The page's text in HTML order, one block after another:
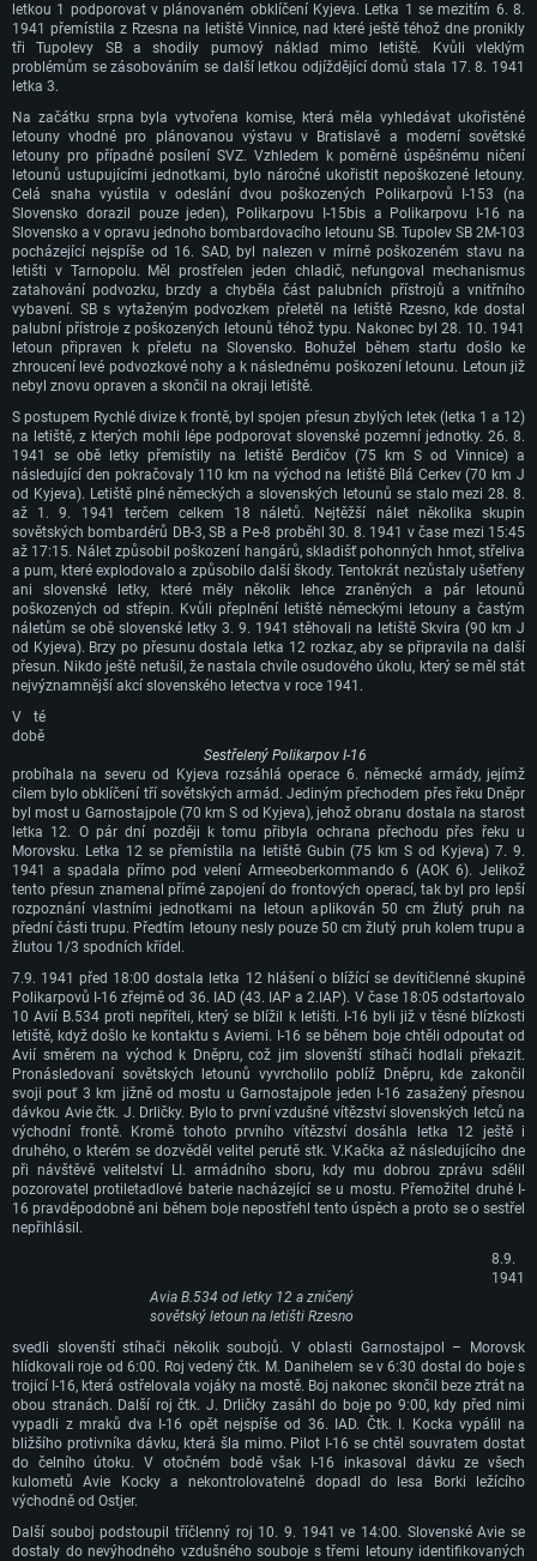
PC
Mac
Linux
Minimální
OS: Windows 10 (64bitový)
Procesor: Dual-Core 2.2 GHz
Operační paměť: 4 GB
Grafická karta podpora DirectX 11: AMD Radeon 77XX / NVIDIA GeForce
GTX 660. Minimální podporované rozlišení hry je 720p
Připojení: Širokopásmové připojení
Místo na disku: 22,1 GB
Doporučené
OS: Windows 10/11 (64bitový)
Procesor: Intel Core i5 nebo Ryzen 5 3600 a lepší
Operační paměť: 16 GB
Grafická karta: podpora DirectX 11: Nvidia GeForce 1060 a lepší, Radeon RX
Připojení: Širokopásmové připojení
Minimální
OS: Mac OS Big Sur 11.0 nebo novější
Procesor: Core i5 (Intel Xeon není podporován)
Operační paměť: 6 GB
Grafická karta: Intel Iris Pro 5200 (Mac) nebo srovnatelně výkonnou kartu
od AMD/Nvidia pro Mac. Minimální podporované rozlišení hry je 720p v
případě použití Metal.
Místo na disku: 22,1 GB
Doporučené
OS: Mac OS Big Sur 11.0 nebo novější
Procesor: Core i7 (Intel Xeon není podporován)
Operační paměť: 8 GB
Grafická karta: Radeon Vega II nebo výkonnější s podporou Metal.
Místo na disku: 62,2 GB
Minimální
OS: Většina moderních 64bitových distribucí Linuxu
Procesor: Dual-Core 2.4 GHz
Operační paměť: 4 GB
Grafická karta: NVIDIA 660 s nejnovějšími proprietárními ovladači (ne
staršími, než půl roku) / srovnatelná karta AMD s nejnovějšími
proprietárními ovladači (ne staršími, než půl roku); minimální podporované
rozlišení hry je 720p) a s podporou Vulcan.
Připojení: Širokopásmové připojení
Místo na disku: 22,1 GB
Doporučené
OS: Ubuntu 20.04 64bit
Procesor: Intel Core i7
Grafická karta: NVIDIA 1060 s nejnovějšími proprietárními ovladači (ne
staršími, než půl roku) / srovnatelná karta AMD (Radeon RX 570) s
nejnovějšími proprietárními ovladači (ne staršími, než půl roku) a s
podporou Vulcan.
Připojení: Širokopásmové připojení
Místo na disku: 62,2 GB
letkou 1 podporovat v plánovaném obklíčení Kyjeva. Letka 1 se mezitím 6. 8.
1941 přemístila z Rzesna na letiště Vinnice, nad které ještě téhož dne pronikly
tři Tupolevy SB a shodily pumový náklad mimo letiště. Kvůli vleklým
problémům se zásobováním se další letkou odjíždějící domů stala 17. 8. 1941
letka 3.
Na začátku srpna byla vytvořena komise, která měla vyhledávat ukořistěné
letouny vhodné pro plánovanou výstavu v Bratislavě a moderní sovětské
letouny pro případné posílení SVZ. Vzhledem k poměrně úspěšnému ničení
letounů ustupujícími jednotkami, bylo náročné ukořistit nepoškozené letouny.
Celá snaha vyústila v odeslání dvou poškozených Polikarpovů I-153 (na
Slovensko dorazil pouze jeden), Polikarpovu I-15bis a Polikarpovu I-16 na
Slovensko a v opravu jednoho bombardovacího letounu SB. Tupolev SB 2M-103
pocházející nejspíše od 16. SAD, byl nalezen v mírně poškozeném stavu na
letišti v Tarnopolu. Měl prostřelen jeden chladič, nefungoval mechanismus
zatahování podvozku, brzdy a chyběla část palubních přístrojů a vnitřního
vybavení. SB s vytaženým podvozkem přeletěl na letiště Rzesno, kde dostal
palubní přístroje z poškozených letounů téhož typu. Nakonec byl 28. 10. 1941
letoun připraven k přeletu na Slovensko. Bohužel během startu došlo ke
zhroucení levé podvozkové nohy a k následnému poškození letounu. Letoun již
nebyl znovu opraven a skončil na okraji letiště.
S postupem Rychlé divize k frontě, byl spojen přesun zbylých letek (letka 1 a 12)
na letiště, z kterých mohli lépe podporovat slovenské pozemní jednotky. 26. 8.
1941 se obě letky přemístily na letiště Berdičov (75 km S od Vinnice) a
následující den pokračovaly 110 km na východ na letiště Bílá Cerkev (70 km J
od Kyjeva). Letiště plné německých a slovenských letounů se stalo mezi 28. 8.
až 1. 9. 1941 terčem celkem 18 náletů. Nejtěžší nálet několika skupin
sovětských bombardérů DB-3, SB a Pe-8 proběhl 30. 8. 1941 v čase mezi 15:45
až 17:15. Nálet způsobil poškození hangárů, skladišť pohonných hmot, střeliva
a pum, které explodovalo a způsobilo další škody. Tentokrát nezůstaly ušetřeny
ani slovenské letky, které měly několik lehce zraněných a pár letounů
poškozených od střepin. Kvůli přeplnění letiště německými letouny a častým
náletům se obě slovenské letky 3. 9. 1941 stěhovali na letiště Skvira (90 km J
od Kyjeva). Brzy po přesunu dostala letka 12 rozkaz, aby se připravila na další
přesun. Nikdo ještě netušil, že nastala chvíle osudového úkolu, který se měl stát
nejvýznamnější akcí slovenského letectva v roce 1941.
Sestřelený Polikarpov I-16
V té
době
probíhala na severu od Kyjeva rozsáhlá operace 6. německé armády, jejímž
cílem bylo obklíčení tří sovětských armád. Jediným přechodem přes řeku Dněpr
byl most u Garnostajpole (70 km S od Kyjeva), jehož obranu dostala na starost
letka 12. O pár dní později k tomu přibyla ochrana přechodu přes řeku u
Morovsku. Letka 12 se přemístila na letiště Gubin (75 km S od Kyjeva) 7. 9.
1941 a spadala přímo pod velení Armeeoberkommando 6 (AOK 6). Jelikož
tento přesun znamenal přímé zapojení do frontových operací, tak byl pro lepší
rozpoznání vlastními jednotkami na letoun aplikován 50 cm žlutý pruh na
přední části trupu. Předtím letouny nesly pouze 50 cm žlutý pruh kolem trupu a
žlutou 1/3 spodních křídel.
7.9. 1941 před 18:00 dostala letka 12 hlášení o blížící se devítičlenné skupině
Polikarpovů I-16 zřejmě od 36. IAD (43. IAP a 2.IAP). V čase 18:05 odstartovalo
10 Avií B.534 proti nepříteli, který se blížil k letišti. I-16 byli již v těsné blízkosti
letiště, když došlo ke kontaktu s Aviemi. I-16 se během boje chtěli odpoutat od
Avií směrem na východ k Dněpru, což jim slovenští stíhači hodlali překazit.
Pronásledovaní sovětských letounů vyvrcholilo poblíž Dněpru, kde zakončil
svoji pouť 3 km jižně od mostu u Garnostajpole jeden I-16 zasažený přesnou
dávkou Avie čtk. J. Drličky. Bylo to první vzdušné vítězství slovenských letců na
východní frontě. Kromě tohoto prvního vítězství dosáhla letka 12 ještě i
druhého, o kterém se dozvěděl velitel perutě stk. V.Kačka až následujícího dne
při návštěvě velitelství LI. armádního sboru, kdy mu dobrou zprávu sdělil
pozorovatel protiletadlové baterie nacházející se u mostu. Přemožitel druhé I-
16 pravděpodobně ani během boje nepostřehl tento úspěch a proto se o sestřel
nepřihlásil.
Avia B.534 od letky 12 a zničený
sovětský letoun na letišti Rzesno
8.9.
1941
svedli slovenští stíhači několik soubojů. V oblasti Garnostajpol – Morovsk
hlídkovali roje od 6:00. Roj vedený čtk. M. Danihelem se v 6:30 dostal do boje s
trojicí I-16, která ostřelovala vojáky na mostě. Boj nakonec skončil beze ztrát na
obou stranách. Další roj čtk. J. Drličky zasáhl do boje po 9:00, kdy před nimi
vypadli z mraků dva I-16 opět nejspíše od 36. IAD. Čtk. I. Kocka vypálil na
bližšího protivníka dávku, která šla mimo. Pilot I-16 se chtěl souvratem dostat
do čelního útoku. V otočném bodě však I-16 inkasoval dávku ze všech
kulometů Avie Kocky a nekontrolovatelně dopadl do lesa Borki ležícího
východně od Ostjer.
Další souboj podstoupil tříčlenný roj 10. 9. 1941 ve 14:00. Slovenské Avie se
dostaly do nevýhodného vzdušného souboje s třemi letouny identifikovaných